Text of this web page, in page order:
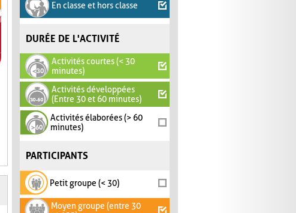
En classe et hors classe
DURÉE DE L'ACTIVITÉ
Activités courtes (< 30
minutes)
Activités développées
(Entre 30 et 60 minutes)
Activités élaborées (> 60
minutes)
PARTICIPANTS
Petit groupe (< 30)
Moyen groupe (entre 30